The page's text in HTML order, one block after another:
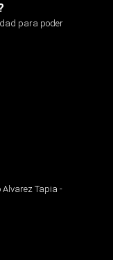
para poder
Tapia -